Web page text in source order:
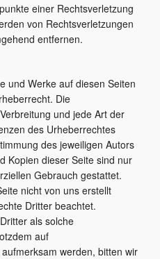
einer Rechtsverletzung
von Rechtsverletzungen
entfernen.
und Werke auf diesen Seiten
Die
und jede Art der
des Urheberrechtes
des jeweiligen Autors
Kopien dieser Seite sind nur
Gebrauch gestattet.
nicht von uns erstellt
Dritter beachtet.
als solche
auf
werden, bitten wir